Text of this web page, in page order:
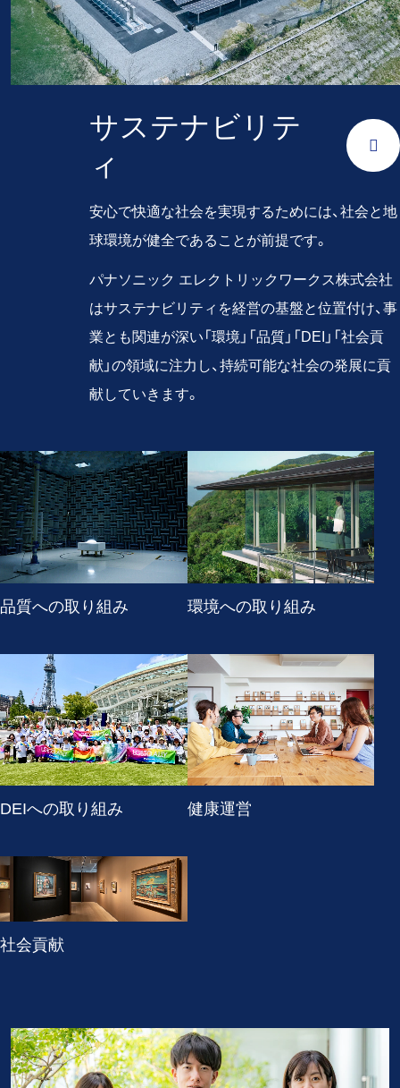
サステナビリテ
ィ
安心で快適な社会を実現するためには、社会と地
球環境が健全であることが前提です。
パナソニック エレクトリックワークス株式会社
はサステナビリティを経営の基盤と位置付け、事
業とも関連が深い「環境」「品質」「DEI」「社会貢
献」の領域に注力し、持続可能な社会の発展に貢
献していきます。
品質への取り組み 環境への取り組み
DEIへの取り組み 健康運営
社会貢献